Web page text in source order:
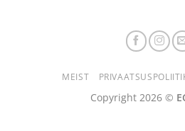
MEIST
Copyright 2026 ©